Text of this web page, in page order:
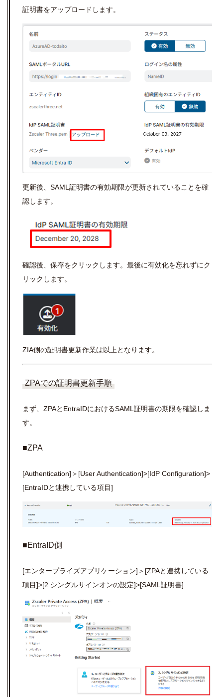
証明書をアップロードします。
更新後、SAML証明書の有効期限が更新されていることを確
認します。
確認後、保存をクリックします。最後に有効化を忘れずにク
リックします。
ZIA側の証明書更新作業は以上となります。
ZPAでの証明書更新手順
まず、ZPAとEntraIDにおけるSAML証明書の期限を確認しま
す。
■ZPA
[Authentication]＞[User Authentication]>[IdP Configuration]>
[EntraIDと連携している項目]
■EntraID側
[エンタープライズアプリケーション]＞[ZPAと連携している
項目]>[2.シングルサインオンの設定]>[SAML証明書]